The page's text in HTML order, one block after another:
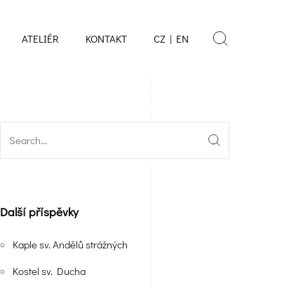
ATELIÉR KONTAKT CZ | EN
Další příspěvky
Kaple sv. Andělů strážných
Kostel sv. Ducha